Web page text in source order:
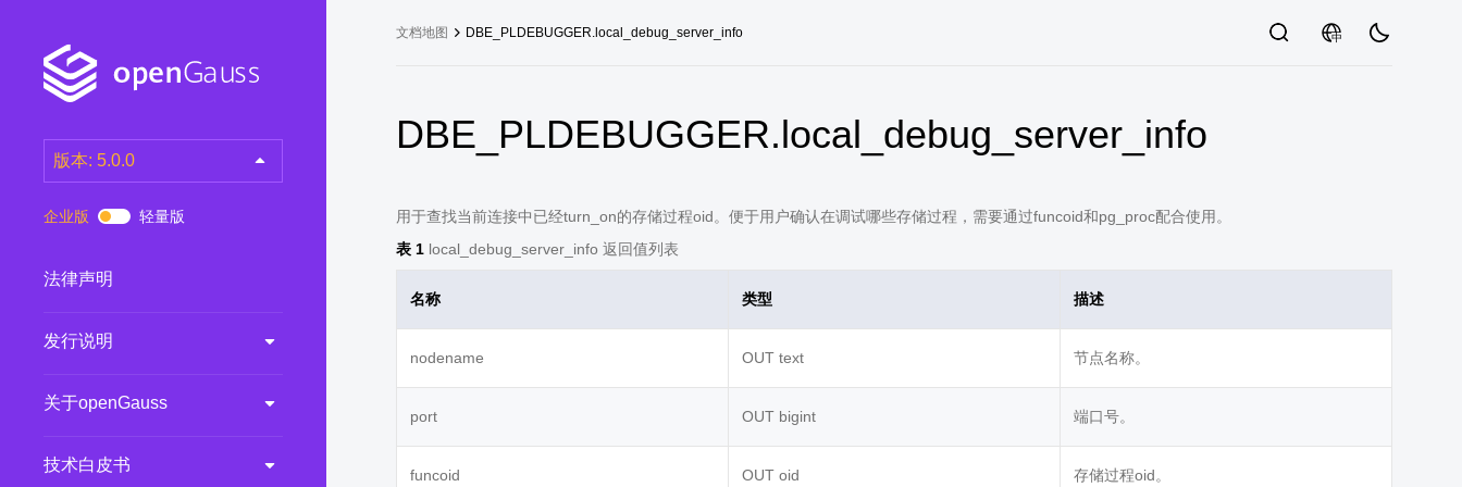
版本: 5.0.0
7.0.0-RC2
6.0.0 (LTS)
5.1.0 (Preview)
企业版 轻量版
法律声明
发行说明
关于openGauss
技术白皮书
文档地图 DBE_PLDEBUGGER.local_debug_server_info 中
DBE_PLDEBUGGER.local_debug_server_info
用于查找当前连接中已经turn_on的存储过程oid。便于用户确认在调试哪些存储过程，需要通过funcoid和pg_proc配合使用。
表 1 local_debug_server_info 返回值列表
名称 类型 描述
nodename OUT text 节点名称。
port OUT bigint 端口号。
funcoid OUT oid 存储过程oid。